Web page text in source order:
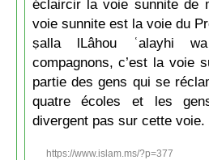
éclaircir la voie sunnite de
voie sunnite est la voie du
ṣalla lLâhou ʿalayhi
compagnons, c’est la voie
partie des gens qui se
quatre écoles et les
divergent pas sur cette voie.
https://www.islam.ms/?p=377